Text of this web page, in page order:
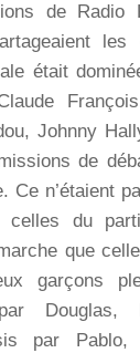
de Radio
était
Johnny
de
Ce n’étaient
celles du
que
garçons
par
par